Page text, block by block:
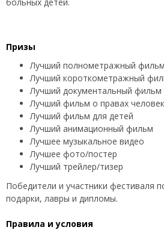
больных детей.
Призы
Лучший полнометражный фильм
Лучший короткометражный
Лучший документальный фильм
Лучший фильм о правах
Лучший фильм для детей
Лучший анимационный фильм
Лучшее музыкальное видео
Лучшее фото/постер
Лучший трейлер/тизер
Победители и участники фестиваля
подарки, лавры и дипломы.
Правила и условия